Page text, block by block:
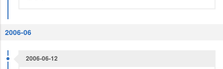
2006-06
2006-06-12